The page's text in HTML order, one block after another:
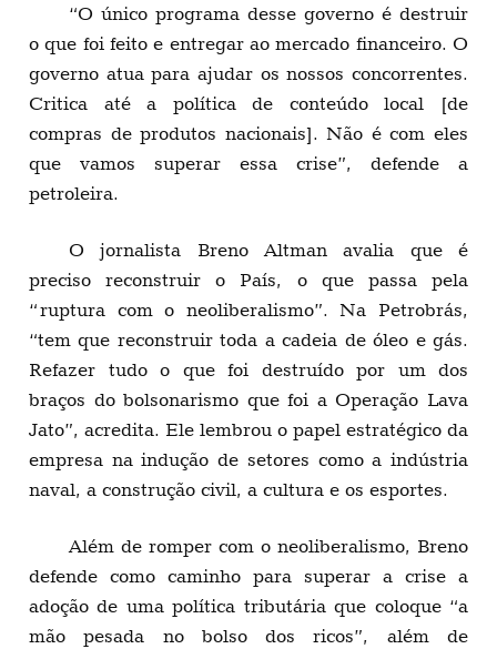
“O único programa desse governo é destruir
o que foi feito e entregar ao mercado financeiro. O
governo atua para ajudar os nossos concorrentes.
Critica até a política de conteúdo local [de
compras de produtos nacionais]. Não é com eles
que vamos superar essa crise”, defende a
petroleira.
O jornalista Breno Altman avalia que é
preciso reconstruir o País, o que passa pela
“ruptura com o neoliberalismo”. Na Petrobrás,
“tem que reconstruir toda a cadeia de óleo e gás.
Refazer tudo o que foi destruído por um dos
braços do bolsonarismo que foi a Operação Lava
Jato”, acredita. Ele lembrou o papel estratégico da
empresa na indução de setores como a indústria
naval, a construção civil, a cultura e os esportes.
Além de romper com o neoliberalismo, Breno
defende como caminho para superar a crise a
adoção de uma política tributária que coloque “a
mão pesada no bolso dos ricos”, além de